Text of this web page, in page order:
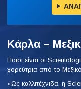
Κάρλα –
Ποιοι είναι οι
χορεύτρια από το Μεξικό.
«Ως καλλιτέχνιδα, η